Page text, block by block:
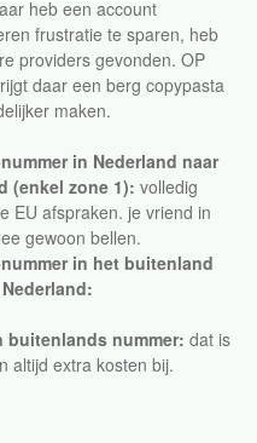
heb een account
frustratie te sparen, heb
providers gevonden. OP
daar een berg copypasta
maken.
in Nederland naar
(enkel zone 1): volledig
EU afspraken. je vriend in
gewoon bellen.
in het buitenland
buitenlands nummer: dat is
altijd extra kosten bij.